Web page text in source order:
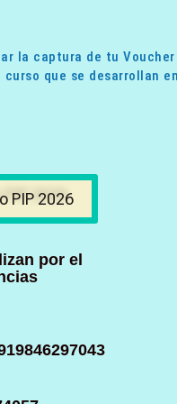
la captura de tu Voucher
que se desarrollan
PIP 2026
por el